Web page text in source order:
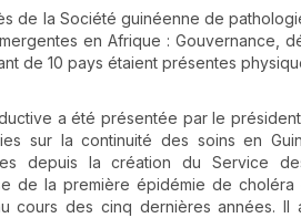
de la Société guinéenne de
en Afrique : Gouvernance,
de 10 pays étaient présentes
a été présentée par le
sur la continuité des soins en
depuis la création du Service
de la première épidémie de choléra
cours des cinq dernières années.